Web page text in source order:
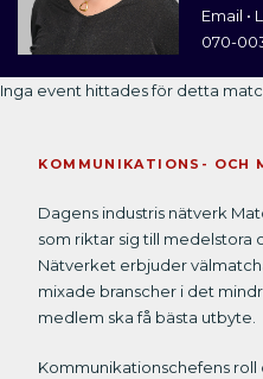
Email •
070-
KOMMUNIKATIONS- OCH
Dagens industris nätverk
som riktar sig till medelstora
Nätverket erbjuder
mixade branscher i det
medlem ska få bästa utbyte.
Kommunikationschefens roll
Inga event hittades för detta